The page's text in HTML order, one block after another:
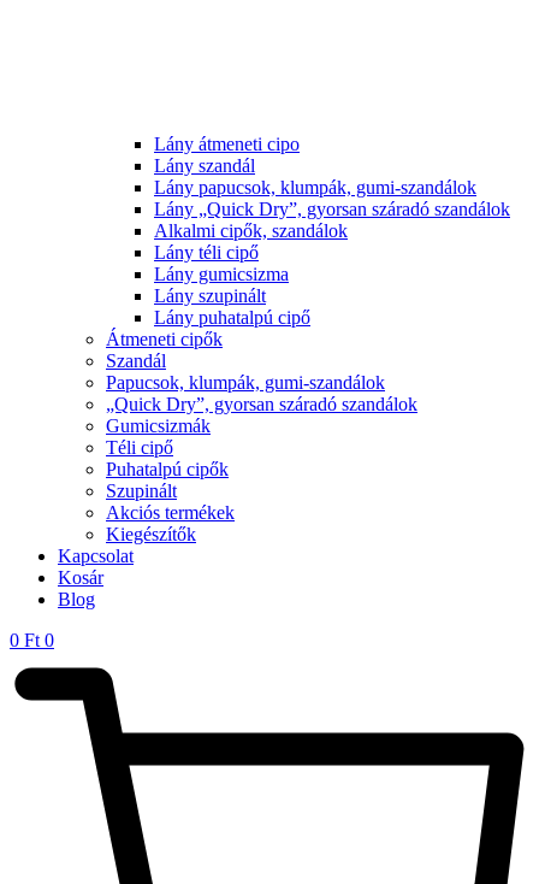
Lány átmeneti cipo
Lány szandál
Lány papucsok, klumpák, gumi-szandálok
Lány „Quick Dry”, gyorsan száradó szandálok
Alkalmi cipők, szandálok
Lány téli cipő
Lány gumicsizma
Lány szupinált
Lány puhatalpú cipő
Átmeneti cipők
Szandál
Papucsok, klumpák, gumi-szandálok
„Quick Dry”, gyorsan száradó szandálok
Gumicsizmák
Téli cipő
Puhatalpú cipők
Szupinált
Akciós termékek
Kiegészítők
Kapcsolat
Kosár
Blog
0 Ft 0